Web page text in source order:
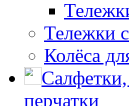
Тележки
Колёса
перчатки